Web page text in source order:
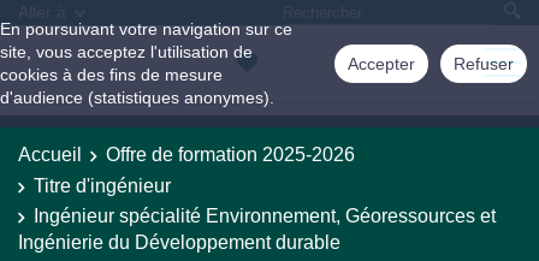
En poursuivant votre navigation sur ce
site, vous acceptez l'utilisation de
cookies à des fins de mesure
d'audience (statistiques anonymes).
Accepter Refuser
Aller à
Accueil
Offre de formation 2025-2026
Titre d'ingénieur
Ingénieur spécialité Environnement, Géoressources et
Ingénierie du Développement durable